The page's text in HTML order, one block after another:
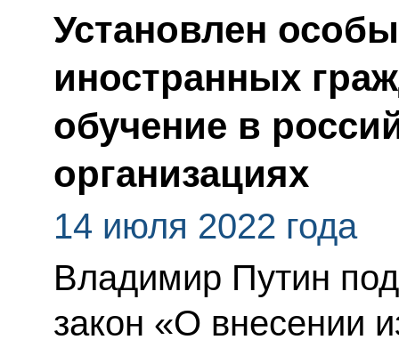
Установлен
иностранных
обучение в
организациях
14 июля 2022 года
Владимир Путин
закон «О внесении